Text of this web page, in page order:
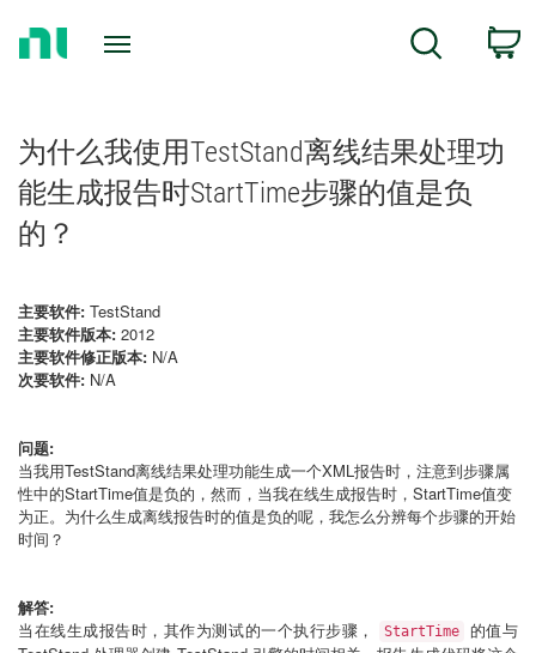
Search
为什么我使用TestStand离线结果处理功
能生成报告时StartTime步骤的值是负
的？
主要软件: TestStand
主要软件版本: 2012
主要软件修正版本: N/A
次要软件: N/A
问题:
当我用TestStand离线结果处理功能生成一个XML报告时，注意到步骤属
性中的StartTime值是负的，然而，当我在线生成报告时，StartTime值变
为正。为什么生成离线报告时的值是负的呢，我怎么分辨每个步骤的开始
时间？
解答:
当在线生成报告时，其作为测试的一个执行步骤，
StartTime
的值与